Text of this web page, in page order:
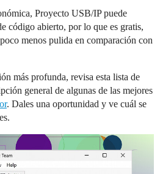
Proyecto USB/IP puede
código abierto, por lo que es gratis,
menos pulida en comparación con
más profunda, revisa esta lista de
general de algunas de las mejores
. Dales una oportunidad y ve cuál se